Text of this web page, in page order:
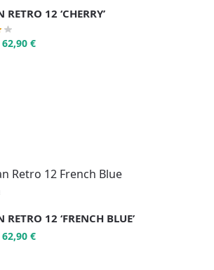
RETRO 12 ‘CHERRY’
62,90 €
RETRO 12 ‘FRENCH BLUE’
62,90 €